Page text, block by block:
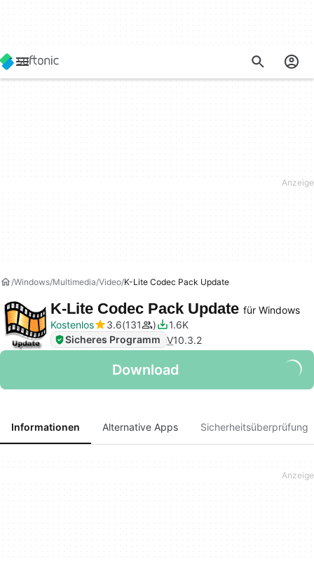
Windows Multimedia Video K-Lite Codec Pack Update
K-Lite Codec Pack Update für Windows
Kostenlos
3.6 131
1.6K
Sicheres Programm V10.3.2
Download
Informationen Alternative Apps Sicherheitsüberprüfung